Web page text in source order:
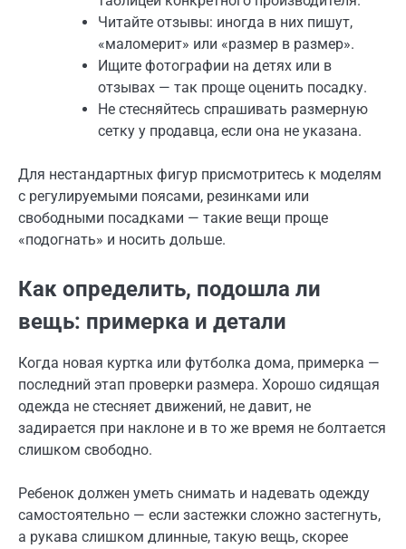
Читайте отзывы: иногда в них пишут,
«маломерит» или «размер в размер».
Ищите фотографии на детях или в
отзывах — так проще оценить посадку.
Не стесняйтесь спрашивать размерную
сетку у продавца, если она не указана.
Для нестандартных фигур присмотритесь к моделям
с регулируемыми поясами, резинками или
свободными посадками — такие вещи проще
«подогнать» и носить дольше.
Как определить, подошла ли
вещь: примерка и детали
Когда новая куртка или футболка дома, примерка —
последний этап проверки размера. Хорошо сидящая
одежда не стесняет движений, не давит, не
задирается при наклоне и в то же время не болтается
слишком свободно.
Ребенок должен уметь снимать и надевать одежду
самостоятельно — если застежки сложно застегнуть,
а рукава слишком длинные, такую вещь, скорее